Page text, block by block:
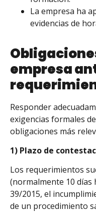
La empresa ha
evidencias de
empresa
Responder
exigencias formales
obligaciones más
1) Plazo de
Los requerimientos
(normalmente 10 días
39/2015, el
de un procedimiento